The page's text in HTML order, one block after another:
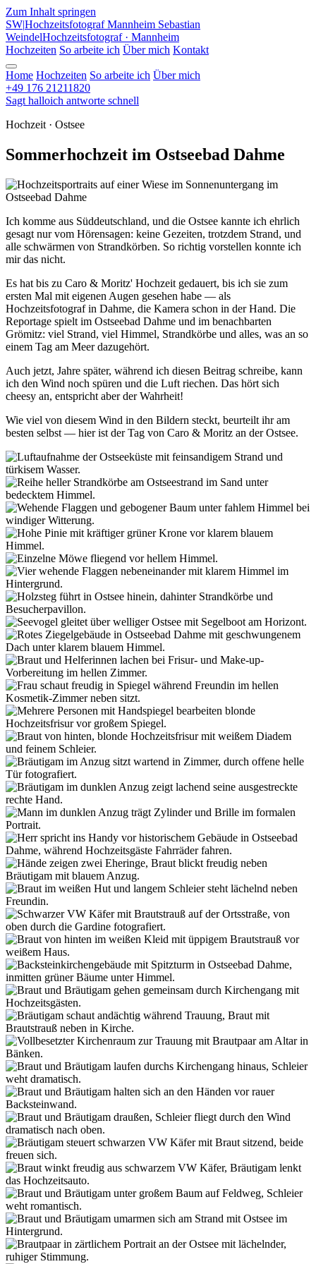
Zum Inhalt springen
SW|Hochzeitsfotograf Mannheim Sebastian
WeindelHochzeitsfotograf · Mannheim
Hochzeiten So arbeite ich Über mich Kontakt
Home Hochzeiten So arbeite ich Über mich
+49 176 21211820
Sagt halloich antworte schnell
Hochzeit · Ostsee
Sommerhochzeit im Ostseebad Dahme
Ich komme aus Süddeutschland, und die Ostsee kannte ich ehrlich
gesagt nur vom Hörensagen: keine Gezeiten, trotzdem Strand, und
alle schwärmen von Strandkörben. So richtig vorstellen konnte ich
mir das nicht.
Es hat bis zu Caro & Moritz' Hochzeit gedauert, bis ich sie zum
ersten Mal mit eigenen Augen gesehen habe — als
Hochzeitsfotograf in Dahme, die Kamera schon in der Hand. Die
Reportage spielt im Ostseebad Dahme und im benachbarten
Grömitz: viel Strand, viel Himmel, Strandkörbe und alles, was an so
einem Tag am Meer dazugehört.
Auch jetzt, Jahre später, während ich diesen Beitrag schreibe, kann
ich den Wind noch spüren und die Luft riechen. Das hört sich
cheesy an, entspricht aber der Wahrheit!
Wie viel von diesem Wind in den Bildern steckt, beurteilt ihr am
besten selbst — hier ist der Tag von Caro & Moritz an der Ostsee.